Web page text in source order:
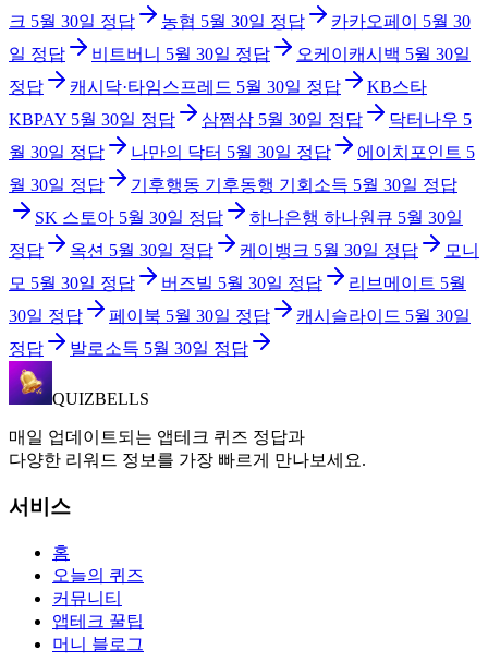
크 5월 30일 정답 농협 5월 30일 정답 카카오페이
5월 30
일 정답 비트버니 5월 30일 정답 오케이캐시백 5월 30일
정답
캐시닥·타임스프레드 5월 30일 정답
KB스타
KBPAY 5월 30일 정답 삼쩜삼 5월 30일 정답 닥터나우 5
월 30일 정답 나만의 닥터 5월 30일 정답 에이치포인트 5
월 30일 정답 기후행동 기후동행 기회소득 5월 30일 정답
SK 스토아 5월 30일 정답 하나은행 하나원큐 5월 30일
정답
옥션 5월 30일 정답 케이뱅크 5월 30일 정답
모니
모 5월 30일 정답 버즈빌 5월 30일 정답 리브메이트 5월
30일 정답 페이북 5월 30일 정답 캐시슬라이드 5월 30일
정답
발로소득 5월 30일 정답
QUIZBELLS
매일 업데이트되는 앱테크 퀴즈 정답과
다양한 리워드 정보를 가장 빠르게 만나보세요.
서비스
홈
오늘의 퀴즈
커뮤니티
앱테크 꿀팁
머니 블로그